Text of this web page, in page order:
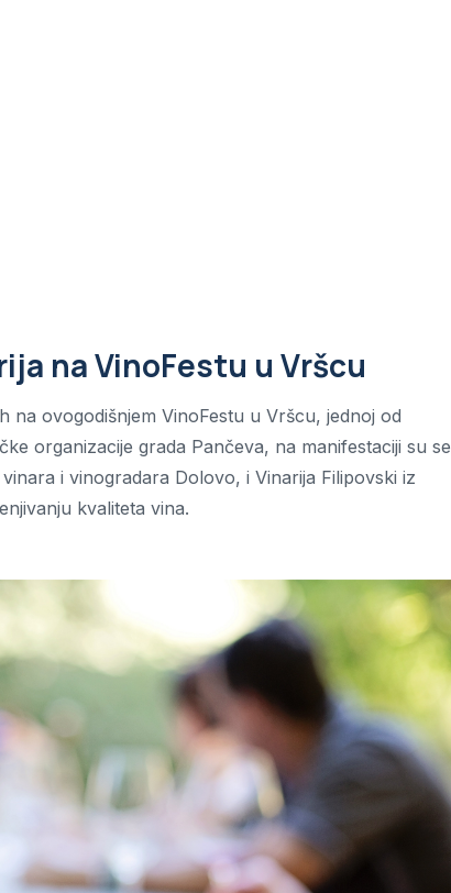
na VinoFestu u Vršcu
na ovogodišnjem VinoFestu u Vršcu, jednoj od
organizacije grada Pančeva, na manifestaciji su se
i vinogradara Dolovo, i Vinarija Filipovski iz
kvaliteta vina.